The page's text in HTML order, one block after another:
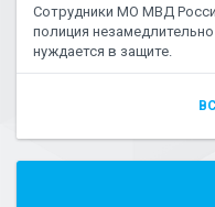
Сотрудники МО МВД
полиция
нуждается в защите.